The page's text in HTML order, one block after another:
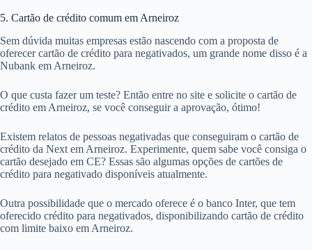
5. Cartão de crédito comum em Arneiroz
Sem dúvida muitas empresas estão nascendo com a proposta de
oferecer cartão de crédito para negativados, um grande nome disso é a
Nubank em Arneiroz.
O que custa fazer um teste? Então entre no site e solicite o cartão de
crédito em Arneiroz, se você conseguir a aprovação, ótimo!
Existem relatos de pessoas negativadas que conseguiram o cartão de
crédito da Next em Arneiroz. Experimente, quem sabe você consiga o
cartão desejado em CE? Essas são algumas opções de cartões de
crédito para negativado disponíveis atualmente.
Outra possibilidade que o mercado oferece é o banco Inter, que tem
oferecido crédito para negativados, disponibilizando cartão de crédito
com limite baixo em Arneiroz.